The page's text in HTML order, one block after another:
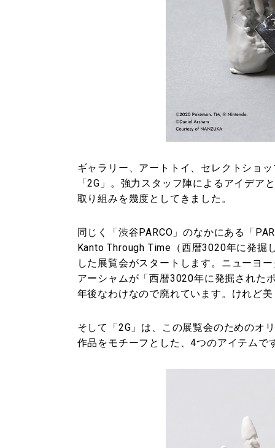
ギャラリー、アートトイ、セレクトショ
「2G」。強力スタッフ陣によるアイデア
取り組みを幾度としてきました。
同じく「渋谷PARCO」のなかにある「
Kanto Through Time（西暦3020年に発掘
した展覧会がスタートします。ニューヨ
アーシャムが「西暦3020年に発掘された
年後なわけなので廃れています。けれど
そして「2G」は、この展覧会のためのオ
作品をモチーフとした、4つのアイテムで